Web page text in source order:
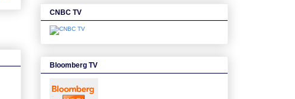
CNBC TV
Bloomberg TV